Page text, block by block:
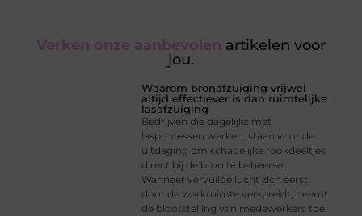
Verken onze aanbevolen artikelen voor
jou.
Waarom bronafzuiging vrijwel
altijd effectiever is dan ruimtelijke
lasafzuiging
Bedrijven die dagelijks met
lasprocessen werken, staan voor de
uitdaging om schadelijke rookdeeltjes
direct bij de bron te beheersen.
Wanneer vervuilde lucht zich eerst
door de werkruimte verspreidt, neemt
de blootstelling van medewerkers toe